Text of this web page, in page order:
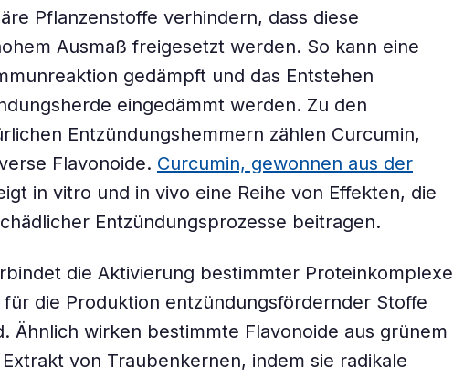
Pflanzenstoffe verhindern, dass diese
Ausmaß freigesetzt werden. So kann eine
gedämpft und das Entstehen
eingedämmt werden. Zu den
Entzündungshemmern zählen Curcumin,
Flavonoide. Curcumin, gewonnen aus der
in vitro und in vivo eine Reihe von Effekten, die
Entzündungsprozesse beitragen.
die Aktivierung bestimmter Proteinkomplexe
die Produktion entzündungsfördernder Stoffe
Ähnlich wirken bestimmte Flavonoide aus grünem
von Traubenkernen, indem sie radikale